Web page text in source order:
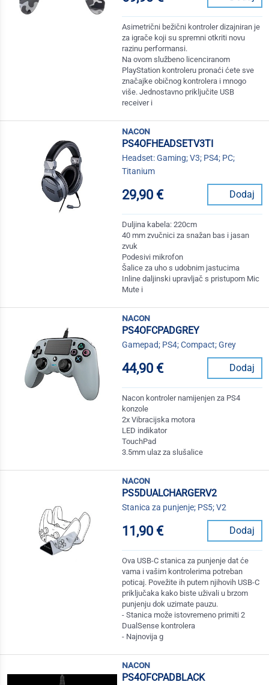
Asimetrični bežični kontroler dizajniran je
za igrače koji su spremni otkriti novu
razinu performansi.
Na ovom službeno licenciranom
PlayStation kontroleru pronaći ćete sve
značajke običnog kontrolera i mnogo
više. Jednostavno priključite USB
receiver i
nacon
PS4OFHEADSETV3TI
Headset: Gaming; V3; PS4; PC;
Titanium
29,90 € Dodaj
Duljina kabela: 220cm
40 mm zvučnici za snažan bas i jasan
zvuk
Podesivi mikrofon
Šalice za uho s udobnim jastucima
Inline daljinski upravljač s pristupom Mic
Mute i
nacon
PS4OFCPADGREY
Gamepad; PS4; Compact; Grey
44,90 € Dodaj
Nacon kontroler namijenjen za PS4
konzole
2x Vibracijska motora
LED indikator
TouchPad
3.5mm ulaz za slušalice
nacon
PS5DUALCHARGERV2
Stanica za punjenje; PS5; V2
11,90 € Dodaj
Ova USB-C stanica za punjenje dat će
vama i vašim kontrolerima potreban
poticaj. Povežite ih putem njihovih USB-C
priključaka kako biste uživali u brzom
punjenju dok uzimate pauzu.
- Stanica može istovremeno primiti 2
DualSense kontrolera
- Najnovija g
nacon
PS4OFCPADBLACK